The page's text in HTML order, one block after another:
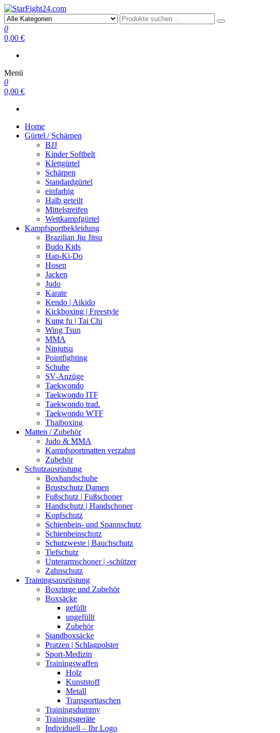
StarFight24.com
Kampfsportartikel
0
0,00 €
Menü
0
0,00 €
Home
Gürtel / Schärpen
BJJ
Kinder Softbelt
Klettgürtel
Schärpen
Standardgürtel
einfarbig
Halb geteilt
Mittelstreifen
Wettkampfgürtel
Kampfsportbekleidung
Brazilian Jiu Jitsu
Budo Kids
Hap-Ki-Do
Hosen
Jacken
Judo
Karate
Kendo | Aikido
Kickboxing | Freestyle
Kung fu | Tai Chi
Wing Tsun
MMA
Ninjutsu
Pointfighting
Schuhe
SV-Anzüge
Taekwondo
Taekwondo ITF
Taekwondo trad.
Taekwondo WTF
Thaiboxing
Matten / Zubehör
Judo & MMA
Kampfsportmatten verzahnt
Zubehör
Schutzausrüstung
Boxhandschuhe
Brustschutz Damen
Fußschutz | Fußschoner
Handschutz | Handschoner
Kopfschutz
Schienbein- und Spannschutz
Schienbeinschutz
Schutzweste | Bauchschutz
Tiefschutz
Unterarmschoner | -schützer
Zahnschutz
Trainingsausrüstung
Boxringe und Zubehör
Boxsäcke
gefüllt
ungefüllt
Zubehör
Standboxsäcke
Pratzen | Schlagpolster
Sport-Medizin
Trainingswaffen
Holz
Kunststoff
Metall
Transporttaschen
Trainingsdummy
Trainingsgeräte
Individuell – Ihr Logo